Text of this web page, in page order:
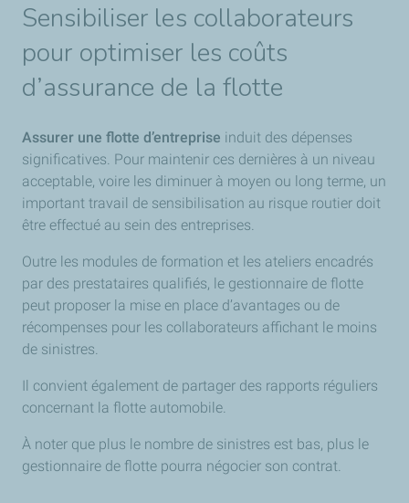
Sensibiliser les collaborateurs
pour optimiser les coûts
d’assurance de la flotte
Assurer une flotte d’entreprise induit des dépenses
significatives. Pour maintenir ces dernières à un niveau
acceptable, voire les diminuer à moyen ou long terme, un
important travail de sensibilisation au risque routier doit
être effectué au sein des entreprises.
Outre les modules de formation et les ateliers encadrés
par des prestataires qualifiés, le gestionnaire de flotte
peut proposer la mise en place d’avantages ou de
récompenses pour les collaborateurs affichant le moins
de sinistres.
Il convient également de partager des rapports réguliers
concernant la flotte automobile.
À noter que plus le nombre de sinistres est bas, plus le
gestionnaire de flotte pourra négocier son contrat.